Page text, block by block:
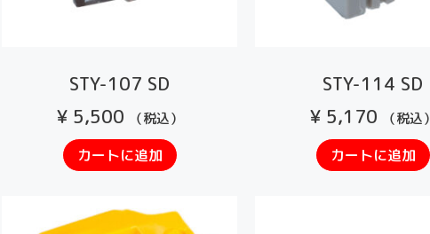
STY-107 SD
¥5,500 （税込）
カートに追加
STY-114 SD
¥5,170 （税込）
カートに追加